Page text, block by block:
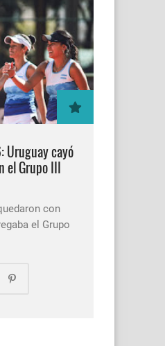
Uruguay cayó
el Grupo III
con
el Grupo